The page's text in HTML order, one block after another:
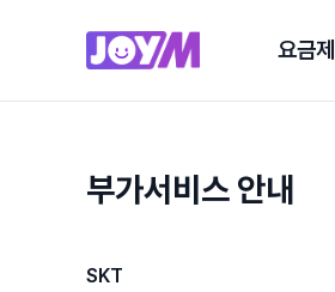
요금제
부가서비스 안내
SKT